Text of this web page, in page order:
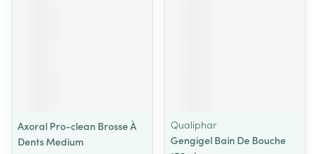
Axoral Pro-clean Brosse À
Dents Medium
Qualiphar
Gengigel Bain De Bouche